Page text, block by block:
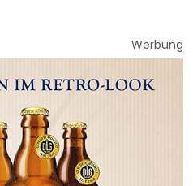
Werbung